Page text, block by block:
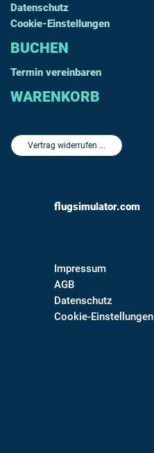
Datenschutz
Cookie-Einstellungen
BUCHEN
Termin vereinbaren
WARENKORB
Vertrag widerrufen ...
flugsimulator.com
Impressum
AGB
Datenschutz
Cookie-Einstellungen